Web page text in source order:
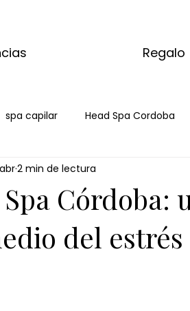
Regalo
spa capilar Head Spa Cordoba
Córdoba:
del
2 min de lectura